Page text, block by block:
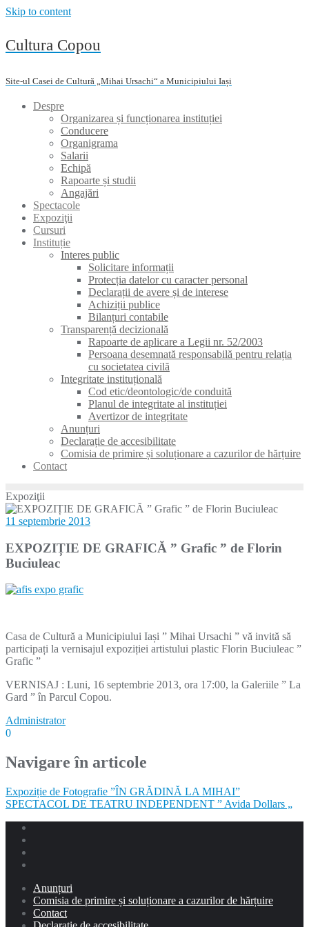
Skip to content
Cultura Copou
Site-ul Casei de Cultură „Mihai Ursachi“ a Municipiului Iași
Despre
Organizarea și funcționarea instituției
Conducere
Organigrama
Salarii
Echipă
Rapoarte și studii
Angajări
Spectacole
Expoziţii
Cursuri
Instituție
Interes public
Solicitare informații
Protecția datelor cu caracter personal
Declarații de avere și de interese
Achiziții publice
Bilanțuri contabile
Transparență decizională
Rapoarte de aplicare a Legii nr. 52/2003
Persoana desemnată responsabilă pentru relația
cu societatea civilă
Integritate instituțională
Cod etic/deontologic/de conduită
Planul de integritate al instituției
Avertizor de integritate
Anunțuri
Declarație de accesibilitate
Comisia de primire și soluționare a cazurilor de hărțuire
Contact
Expoziţii
11 septembrie 2013
EXPOZIȚIE DE GRAFICĂ ” Grafic ” de Florin
Buciuleac
Casa de Cultură a Municipiului Iași ” Mihai Ursachi ” vă invită să
participați la vernisajul expoziției artistului plastic Florin Buciuleac ”
Grafic ”
VERNISAJ : Luni, 16 septembrie 2013, ora 17:00, la Galeriile ” La
Gard ” în Parcul Copou.
Administrator
0
Navigare în articole
Expoziție de Fotografie ”ÎN GRĂDINĂ LA MIHAI”
SPECTACOL DE TEATRU INDEPENDENT ” Avida Dollars „
Anunțuri
Comisia de primire și soluționare a cazurilor de hărțuire
Contact